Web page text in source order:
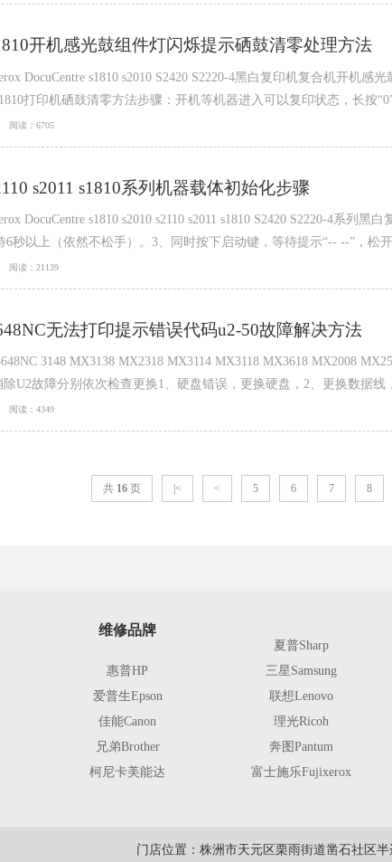
开机感光鼓组件灯闪烁提示硒鼓清零处理方法
DocuCentre s1810 s2010 S2420 S2220-4黑白复印机复合机开机
打印机硒鼓清零方法步骤：开机等机器进入可以复印状态，长按
阅读：6705
s2011 s1810系列机器载体初始化步骤
DocuCentre s1810 s2010 s2110 s2011 s1810 S2420 S2220-4系列
6秒以上（依然不松手）。3、同时按下启动键，等待提示“-- --”，松
阅读：21139
无法打印提示错误代码u2-50故障解决方法
3148 MX3138 MX2318 MX3114 MX3118 MX3618 MX2008
除U2故障分别依次检查更换1、硬盘错误，更换硬盘，2、更换数据线
阅读：4349
共 16 页 |< < 5 6 7 8
维修品牌
惠普HP
爱普生Epson
佳能Canon
兄弟Brother
柯尼卡美能达
夏普Sharp
三星Samsung
联想Lenovo
理光Ricoh
奔图Pantum
富士施乐Fujixerox
门店位置：株洲市天元区栗雨街道凿石社区